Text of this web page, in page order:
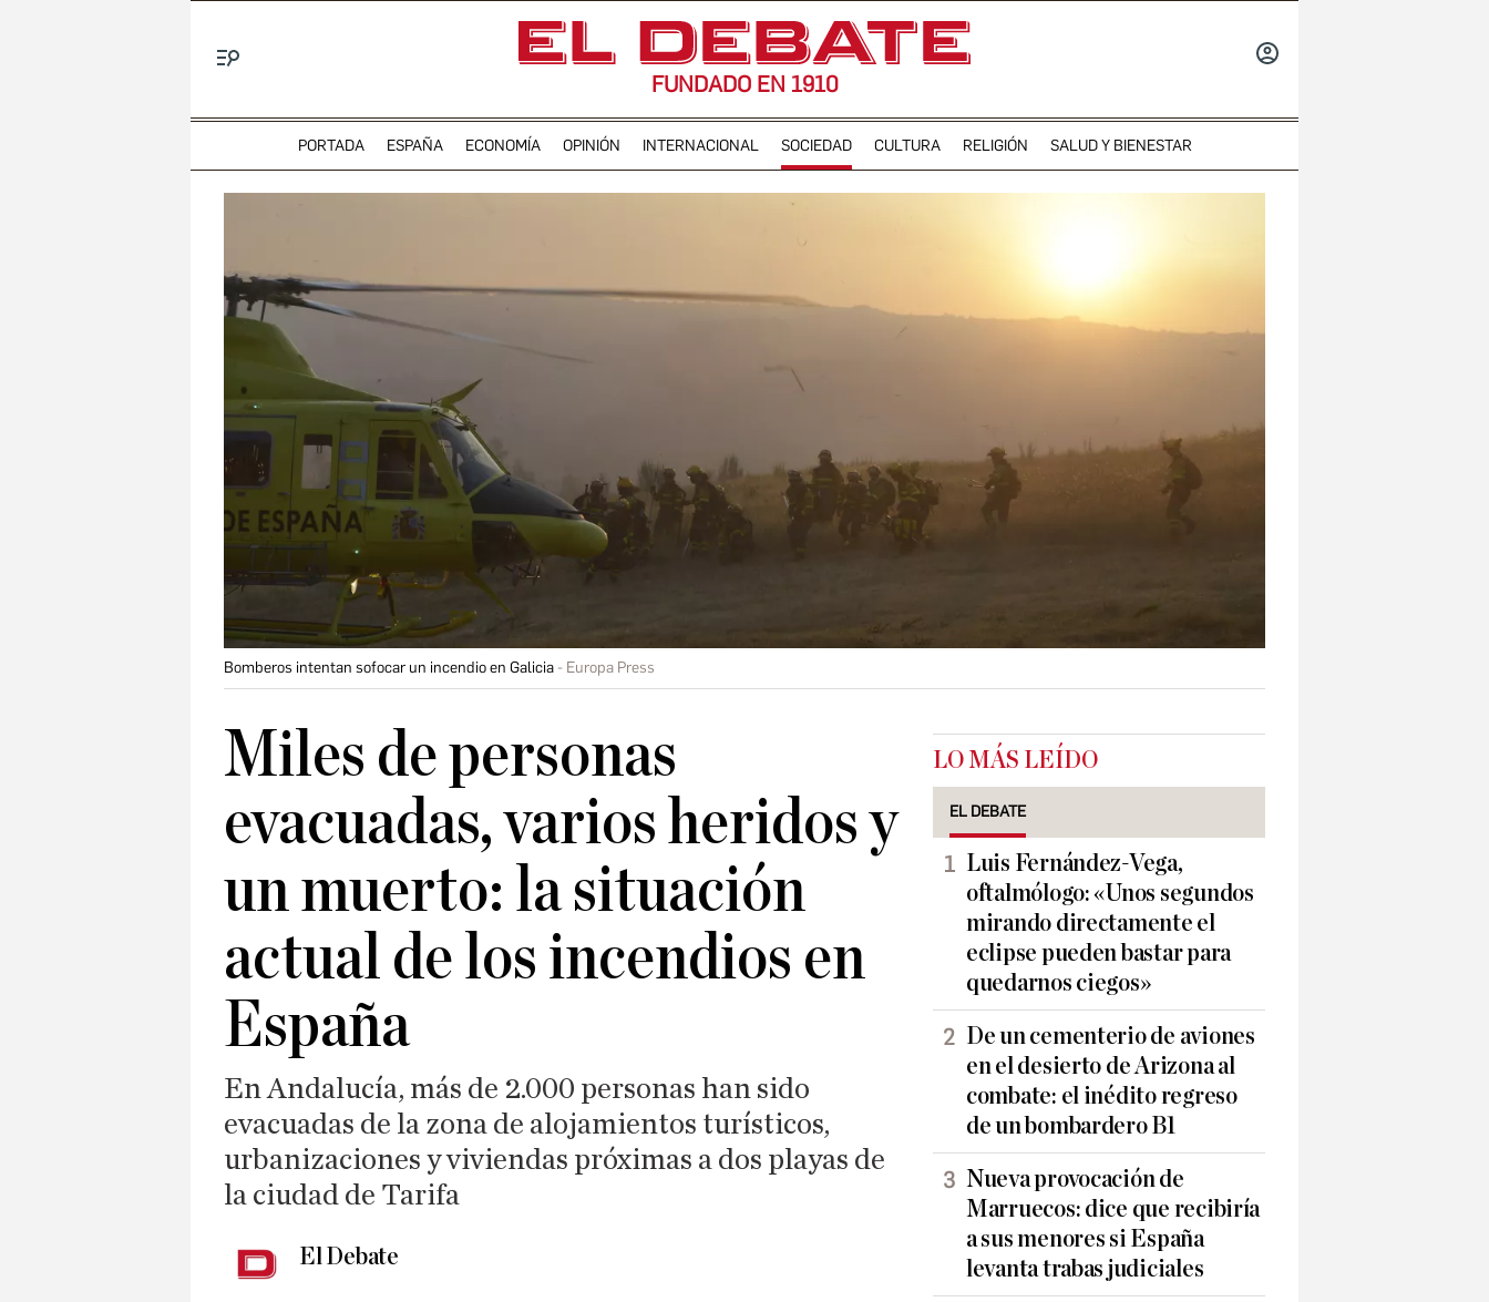
FUNDADO EN 1910
PORTADA ESPAÑA ECONOMÍA OPINIÓN INTERNACIONAL SOCIEDAD CULTURA RELIGIÓN SALUD Y BIENESTAR
Bomberos intentan sofocar un incendio en Galicia Europa Press
Miles de personas
evacuadas, varios heridos y
un muerto: la situación
actual de los incendios en
España
En Andalucía, más de 2.000 personas han sido
evacuadas de la zona de alojamientos turísticos,
urbanizaciones y viviendas próximas a dos playas de
la ciudad de Tarifa
El Debate
LO MÁS LEÍDO
EL DEBATE
Luis Fernández-Vega,
oftalmólogo: «Unos segundos
mirando directamente el
eclipse pueden bastar para
quedarnos ciegos»
De un cementerio de aviones
en el desierto de Arizona al
combate: el inédito regreso
de un bombardero B1
Nueva provocación de
Marruecos: dice que recibiría
a sus menores si España
levanta trabas judiciales